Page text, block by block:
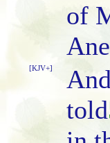
of
[KJV+]
told